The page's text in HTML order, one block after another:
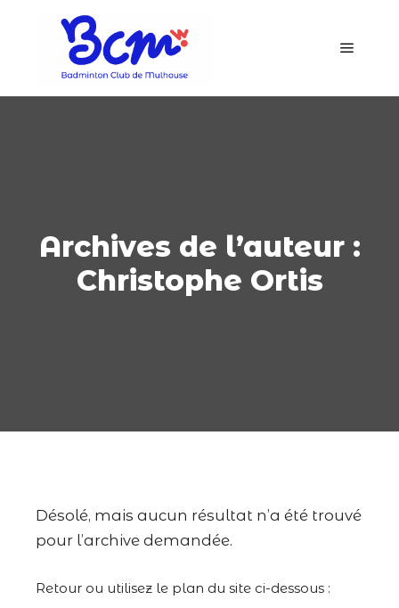
Archives de l’auteur :
Christophe Ortis
Désolé, mais aucun résultat n’a été trouvé
pour l’archive demandée.
Retour ou utilisez le plan du site ci-dessous :